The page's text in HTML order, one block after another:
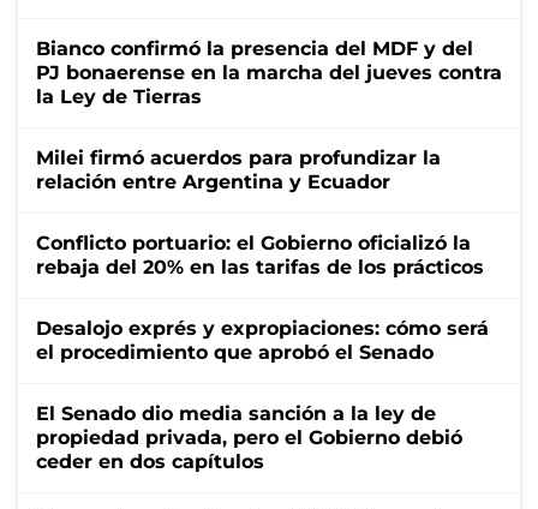
Bianco confirmó la presencia del MDF y del
PJ bonaerense en la marcha del jueves contra
la Ley de Tierras
Milei firmó acuerdos para profundizar la
relación entre Argentina y Ecuador
Conflicto portuario: el Gobierno oficializó la
rebaja del 20% en las tarifas de los prácticos
Desalojo exprés y expropiaciones: cómo será
el procedimiento que aprobó el Senado
El Senado dio media sanción a la ley de
propiedad privada, pero el Gobierno debió
ceder en dos capítulos